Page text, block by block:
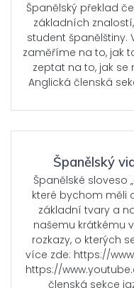
Španělský překlad
základních
student španělštiny.
zaměříme na to, jak
zeptat na to, jak
Anglická členská
Španělský
Španělské sloveso
které bychom měli
základní tvary a
našemu krátkému
rozkazy, o kterých
více zde: https://
https://
členská sekce